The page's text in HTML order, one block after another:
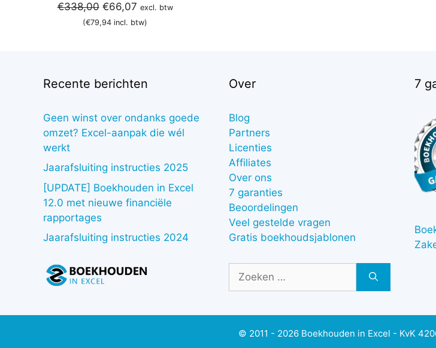
€338,00 Oorspronkelijke
prijs
€66,07Huidige
prijs
excl. btw
(€79,94 incl. btw)
Recente berichten
Geen winst over ondanks goede
omzet? Excel-aanpak die wél
werkt
Jaarafsluiting instructies 2025
[UPDATE] Boekhouden in Excel
12.0 met nieuwe financiële
rapportages
Jaarafsluiting instructies 2024
Over
Blog
Partners
Licenties
Affiliates
Over ons
7 garanties
Beoordelingen
Veel gestelde vragen
Gratis boekhoudsjablonen
naar:
7
© 2011 - 2026 Boekhouden in Excel - KvK